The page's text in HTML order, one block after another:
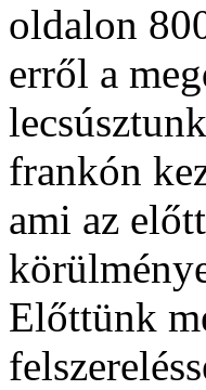
oldalon
erről a
frankón
ami az
Előttünk